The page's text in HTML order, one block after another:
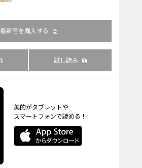
最新号を購入する
試し読み
美的がタブレットや
スマートフォンで読める！